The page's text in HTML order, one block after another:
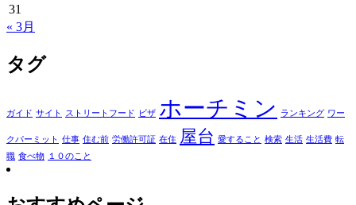
31
« 3月
タグ
ガイド サイト ストリートフード ビザ ホーチミン ランキング ワー
クパーミット 仕事 住む前 労働許可証 在住 屋台 愛すること 検索 生活 生活費 転
職 食べ物 １０のこと